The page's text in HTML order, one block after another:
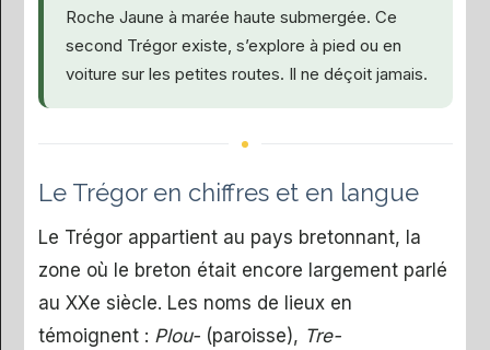
Roche Jaune à marée haute submergée. Ce
second Trégor existe, s’explore à pied ou en
voiture sur les petites routes. Il ne déçoit jamais.
Le Trégor en chiffres et en langue
Le Trégor appartient au pays bretonnant, la
zone où le breton était encore largement parlé
au XXe siècle. Les noms de lieux en
témoignent : Plou-(paroisse), Tre-